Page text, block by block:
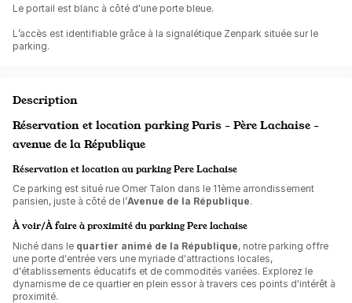
Le portail est blanc à côté d'une porte bleue.
L’accès est identifiable grâce à la signalétique Zenpark située sur le
parking.
Description
Réservation et location parking Paris - Père Lachaise -
avenue de la République
Réservation et location au parking Pere Lachaise
Ce parking est situé rue Omer Talon dans le 11ème arrondissement
parisien, juste à côté de l’Avenue de la République.
À voir/À faire à proximité du parking Pere lachaise
Niché dans le quartier animé de la République, notre parking offre
une porte d'entrée vers une myriade d'attractions locales,
d'établissements éducatifs et de commodités variées. Explorez le
dynamisme de ce quartier en plein essor à travers ces points d'intérêt à
proximité.